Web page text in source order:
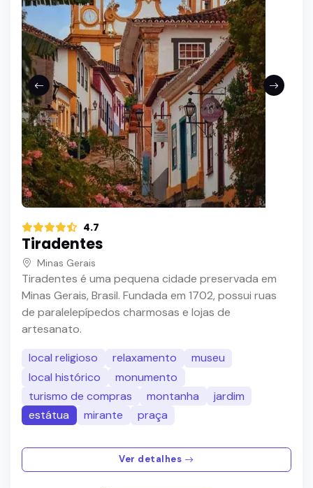
4.7
Tiradentes
Minas Gerais
Tiradentes é uma pequena cidade preservada em
Minas Gerais, Brasil. Fundada em 1702, possui ruas
de paralelepípedos charmosas e lojas de
artesanato.
local religioso
relaxamento
museu
local histórico
monumento
turismo de compras
montanha
jardim
estátua
mirante praça
Ver detalhes